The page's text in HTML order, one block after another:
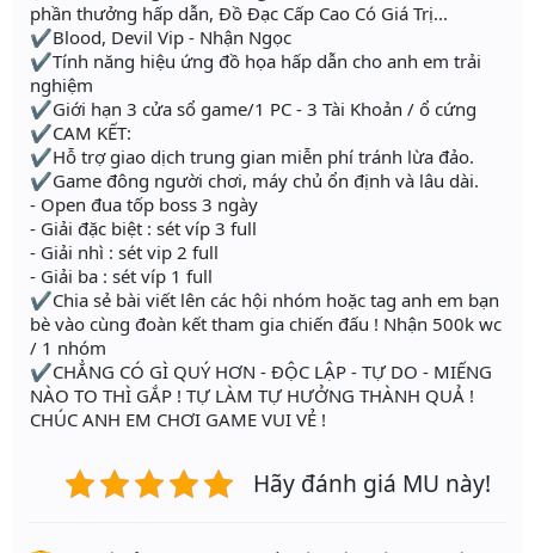
phần thưởng hấp dẫn, Đồ Đạc Cấp Cao Có Giá Trị...
✔Blood, Devil Vip - Nhận Ngọc
✔Tính năng hiệu ứng đồ họa hấp dẫn cho anh em trải
nghiệm
✔Giới hạn 3 cửa sổ game/1 PC - 3 Tài Khoản / ổ cứng
✔CAM KẾT:
✔Hỗ trợ giao dịch trung gian miễn phí tránh lừa đảo.
✔Game đông người chơi, máy chủ ổn định và lâu dài.
- Open đua tốp boss 3 ngày
- Giải đặc biệt : sét víp 3 full
- Giải nhì : sét vip 2 full
- Giải ba : sét víp 1 full
✔Chia sẻ bài viết lên các hội nhóm hoặc tag anh em bạn
bè vào cùng đoàn kết tham gia chiến đấu ! Nhận 500k wc
/ 1 nhóm
✔CHẲNG CÓ GÌ QUÝ HƠN - ĐỘC LẬP - TỰ DO - MIẾNG
NÀO TO THÌ GẮP ! TỰ LÀM TỰ HƯỞNG THÀNH QUẢ !
CHÚC ANH EM CHƠI GAME VUI VẺ !
Hãy đánh giá MU này!